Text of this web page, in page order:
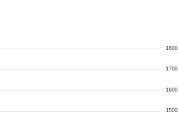
1800
1700
1600
1500